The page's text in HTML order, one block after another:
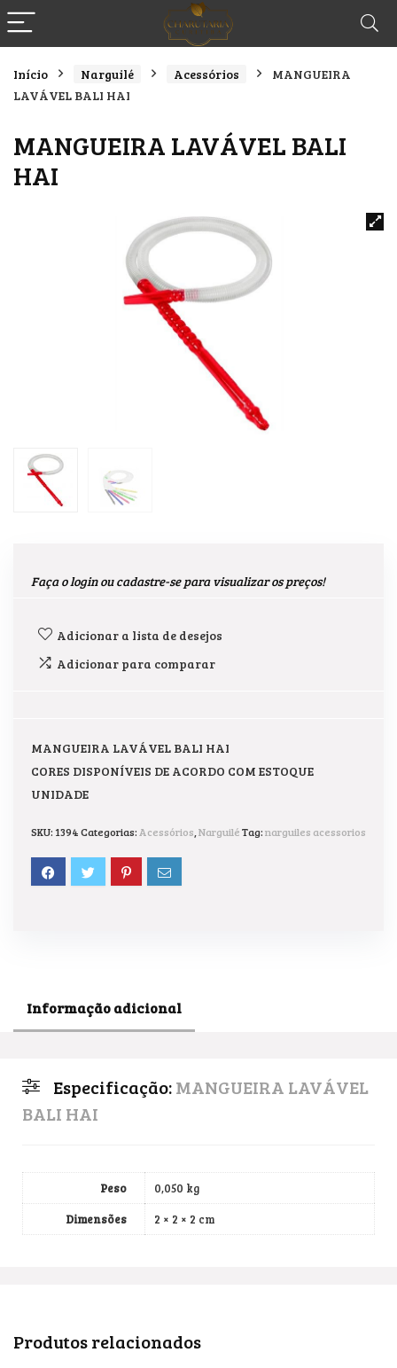
Início Narguilé Acessórios
MANGUEIRA
LAVÁVEL BALI HAI
MANGUEIRA LAVÁVEL BALI
HAI
Faça o login ou cadastre-se para visualizar os preços!
Adicionar a lista de desejos
Adicionar para comparar
MANGUEIRA LAVÁVEL BALI HAI
CORES DISPONÍVEIS DE ACORDO COM ESTOQUE
UNIDADE
SKU: 1394Categorias: Acessórios NarguiléTag:narguiles acessorios
Informação adicional
Especificação:MANGUEIRA LAVÁVEL
BALI HAI
Peso
0,050 kg
Dimensões
2 × 2 × 2 cm
Produtos relacionados